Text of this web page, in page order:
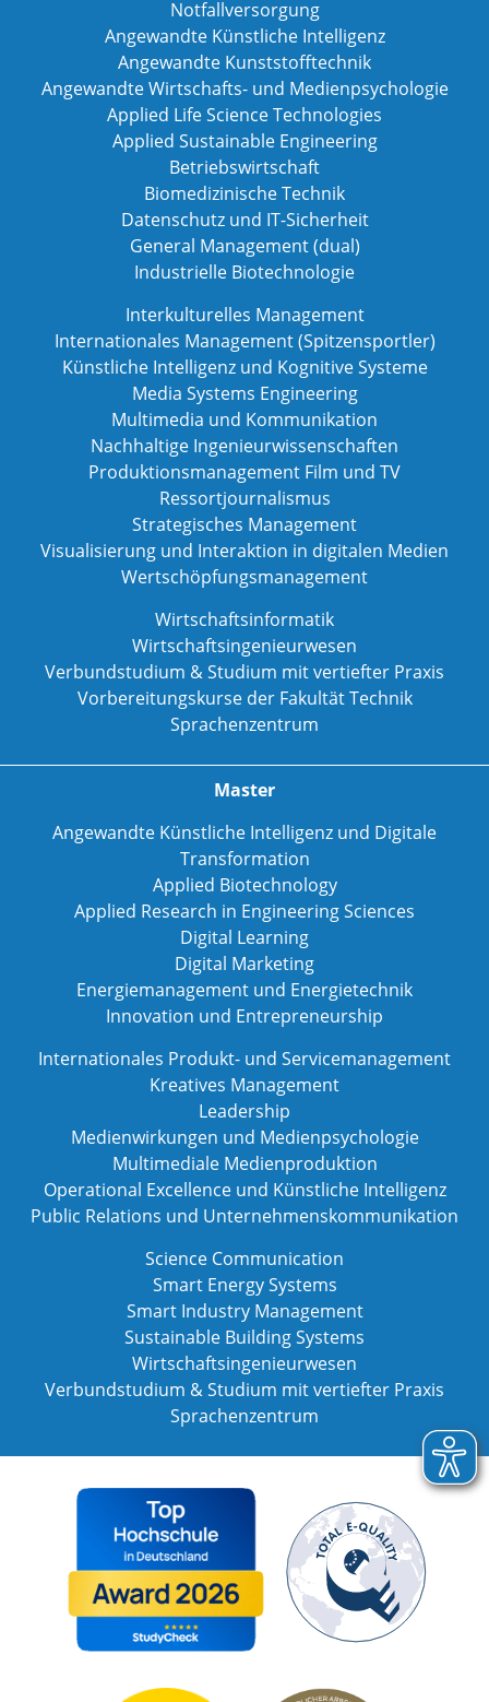
Notfallversorgung
Angewandte Künstliche Intelligenz
Angewandte Kunststofftechnik
Angewandte Wirtschafts- und Medienpsychologie
Applied Life Science Technologies
Applied Sustainable Engineering
Betriebswirtschaft
Biomedizinische Technik
Datenschutz und IT-Sicherheit
General Management (dual)
Industrielle Biotechnologie
Interkulturelles Management
Internationales Management (Spitzensportler)
Künstliche Intelligenz und Kognitive Systeme
Media Systems Engineering
Multimedia und Kommunikation
Nachhaltige Ingenieurwissenschaften
Produktionsmanagement Film und TV
Ressortjournalismus
Strategisches Management
Visualisierung und Interaktion in digitalen Medien
Wertschöpfungsmanagement
Wirtschaftsinformatik
Wirtschaftsingenieurwesen
Verbundstudium & Studium mit vertiefter Praxis
Vorbereitungskurse der Fakultät Technik
Sprachenzentrum
Master
Angewandte Künstliche Intelligenz und Digitale
Transformation
Applied Biotechnology
Applied Research in Engineering Sciences
Digital Learning
Digital Marketing
Energiemanagement und Energietechnik
Innovation und Entrepreneurship
Internationales Produkt- und Servicemanagement
Kreatives Management
Leadership
Medienwirkungen und Medienpsychologie
Multimediale Medienproduktion
Operational Excellence und Künstliche Intelligenz
Public Relations und Unternehmenskommunikation
Science Communication
Smart Energy Systems
Smart Industry Management
Sustainable Building Systems
Wirtschaftsingenieurwesen
Verbundstudium & Studium mit vertiefter Praxis
Sprachenzentrum